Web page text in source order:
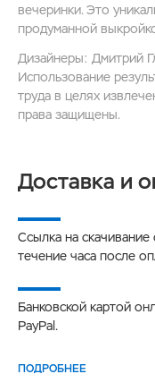
вечеринки. Это
продуманной
Дизайнеры: Дмитрий
Использование
труда в целях
права защищены.
Доставка и
Ссылка на
течение часа после
Банковской картой
PayPal.
ПОДРОБНЕЕ